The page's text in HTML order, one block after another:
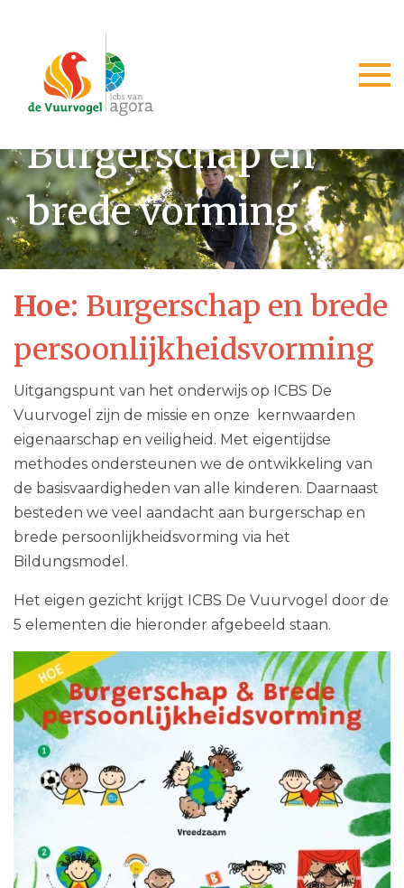
Burgerschap en
brede vorming
Hoe: Burgerschap en brede
persoonlijkheidsvorming
Uitgangspunt van het onderwijs op ICBS De
Vuurvogel zijn de missie en onze kernwaarden
eigenaarschap en veiligheid. Met eigentijdse
methodes ondersteunen we de ontwikkeling van
de basisvaardigheden van alle kinderen. Daarnaast
besteden we veel aandacht aan burgerschap en
brede persoonlijkheidsvorming via het
Bildungsmodel.
Het eigen gezicht krijgt ICBS De Vuurvogel door de
5 elementen die hieronder afgebeeld staan.